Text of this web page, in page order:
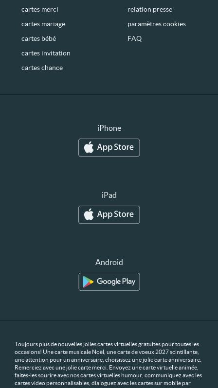
cartes merci
cartes mariage
cartes bébé
cartes invitation
cartes chance
relation presse
paramètres cookies
FAQ
iPhone
iPad
Android
Toujours plus de nouvelles jolies cartes virtuelles gratuites pour toutes les
occasions! Une carte musicale Noël, une carte de voeux 2027 scintillante,
une attention pour un anniversaire, choisissez une jolie carte anniversaire.
Remerciez avec une jolie carte merci. Envoyez une carte virtuelle animée,
faites-les sourire avec nos cartes virtuelles humour, communiquez avec les
cartes video personnalisables, dialoguez avec les cartes sur mobile par